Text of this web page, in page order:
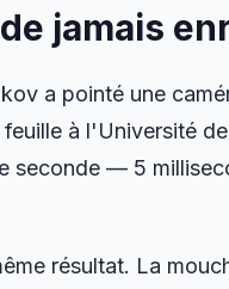
jamais
a pointé une
à l'Université
seconde — 5
résultat. La